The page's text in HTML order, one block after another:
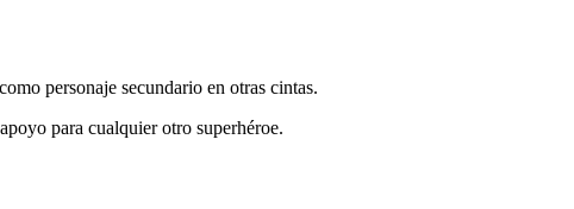
personaje secundario en otras cintas.
para cualquier otro superhéroe.